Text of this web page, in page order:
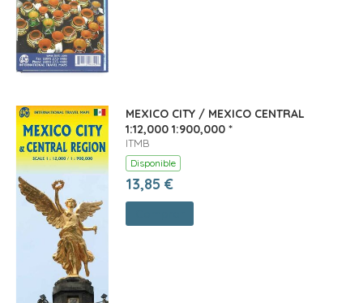
MEXICO CITY / MEXICO CENTRAL
1:12,000 1:900,000 *
ITMB
Disponible
13,85 €